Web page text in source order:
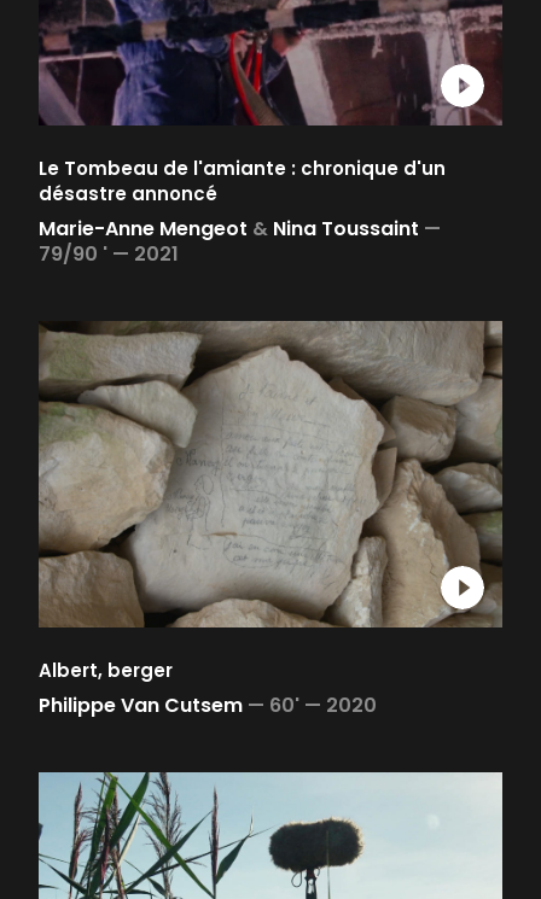
Le Tombeau de l'amiante : chronique d'un
désastre annoncé
Marie-Anne Mengeot & Nina Toussaint —
79/90 ' — 2021
Albert, berger
Philippe Van Cutsem — 60' — 2020